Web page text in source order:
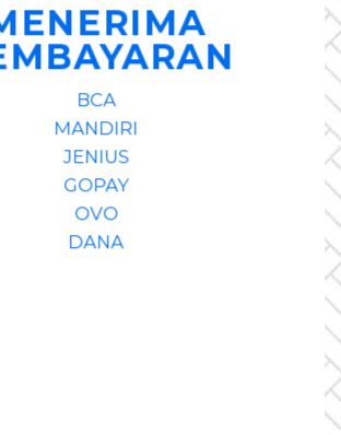
BCA
MANDIRI
JENIUS
GOPAY
OVO
DANA